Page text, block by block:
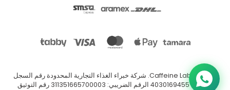
© 2026
Caffeine Lab
. شركة خبراء الغذاء التجارية المحدودة رقم السجل
التجاري: 4030169455 الرقم الضريبي: 311351665700003 رقم التوثيق